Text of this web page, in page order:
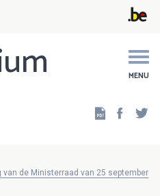
MENU
de Ministerraad van 25 september